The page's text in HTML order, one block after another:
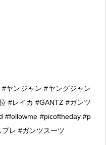
ヤンジャン #ヤングジャン
#レイカ #GANTZ #ガンツ
#followme #picoftheday #p
レ #ガンツスーツ